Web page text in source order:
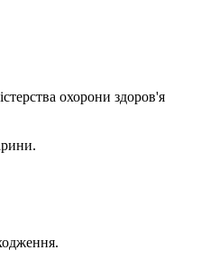
охорони здоров'я